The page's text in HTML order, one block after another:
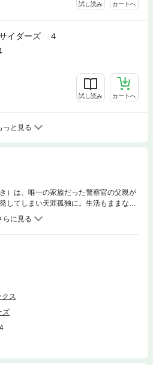
試し読み カートへ
イダーズ ４
試し読み カートへ
っと見る
）は、唯一の家族だった警察官の父親が
してしまい天涯孤独に。生活もままなら
日々を過ごしていたある日、バイト帰り
目を覚ますと組長の息子・玄龍（げんり
アウトローな世界で組長の息子として生
クザのお家騒動に巻き込まれていく最凶
クス
ズ